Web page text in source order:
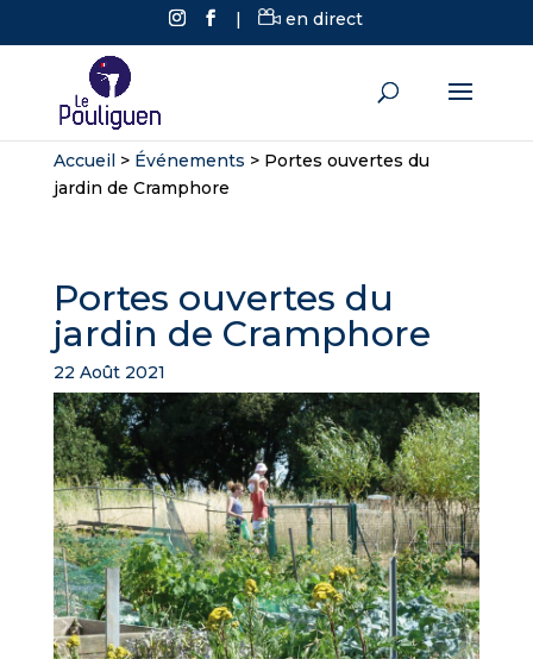
| en direct
Accueil> Événements > Portes ouvertes du
jardin de Cramphore
Portes ouvertes du
jardin de Cramphore
22 Août 2021